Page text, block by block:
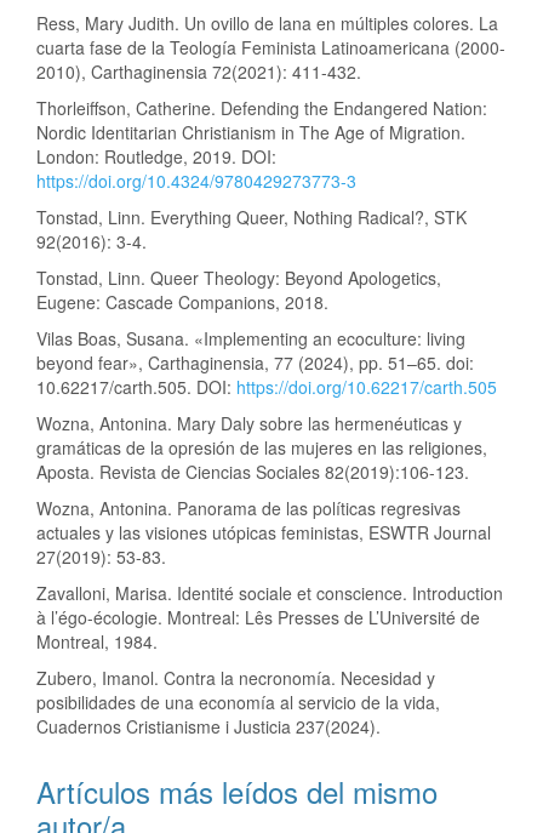
Ress, Mary Judith. Un ovillo de lana en múltiples colores. La
cuarta fase de la Teología Feminista Latinoamericana (2000-
2010), Carthaginensia 72(2021): 411-432.
Thorleiffson, Catherine. Defending the Endangered Nation:
Nordic Identitarian Christianism in The Age of Migration.
London: Routledge, 2019. DOI:
https://doi.org/10.4324/9780429273773-3
Tonstad, Linn. Everything Queer, Nothing Radical?, STK
92(2016): 3-4.
Tonstad, Linn. Queer Theology: Beyond Apologetics,
Eugene: Cascade Companions, 2018.
Vilas Boas, Susana. «Implementing an ecoculture: living
beyond fear», Carthaginensia, 77 (2024), pp. 51–65. doi:
10.62217/carth.505. DOI: https://doi.org/10.62217/carth.505
Wozna, Antonina. Mary Daly sobre las hermenéuticas y
gramáticas de la opresión de las mujeres en las religiones,
Aposta. Revista de Ciencias Sociales 82(2019):106-123.
Wozna, Antonina. Panorama de las políticas regresivas
actuales y las visiones utópicas feministas, ESWTR Journal
27(2019): 53-83.
Zavalloni, Marisa. Identité sociale et conscience. Introduction
à l’égo-écologie. Montreal: Lês Presses de L’Université de
Montreal, 1984.
Zubero, Imanol. Contra la necronomía. Necesidad y
posibilidades de una economía al servicio de la vida,
Cuadernos Cristianisme i Justicia 237(2024).
Artículos más leídos del mismo